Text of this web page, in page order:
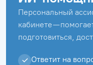
Персональный
кабинете —
подготовиться,
Ответит на